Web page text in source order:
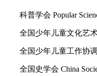
科普学会 Popular
全国少年儿童文化艺术
全国少年儿童工作协调
全国史学会 China